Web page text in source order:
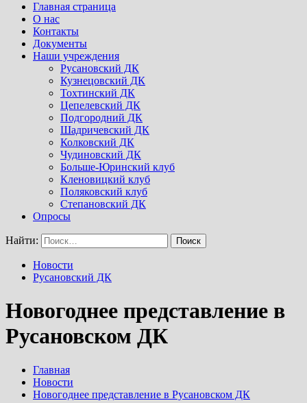
Главная страница
О нас
Контакты
Документы
Наши учреждения
Русановский ДК
Кузнецовский ДК
Тохтинский ДК
Цепелевский ДК
Подгородний ДК
Шадричевский ДК
Колковский ДК
Чудиновский ДК
Больше-Юринский клуб
Кленовицкий клуб
Поляковский клуб
Степановский ДК
Опросы
Найти:
Новости
Русановский ДК
Новогоднее представление в
Русановском ДК
Главная
Новости
Новогоднее представление в Русановском ДК